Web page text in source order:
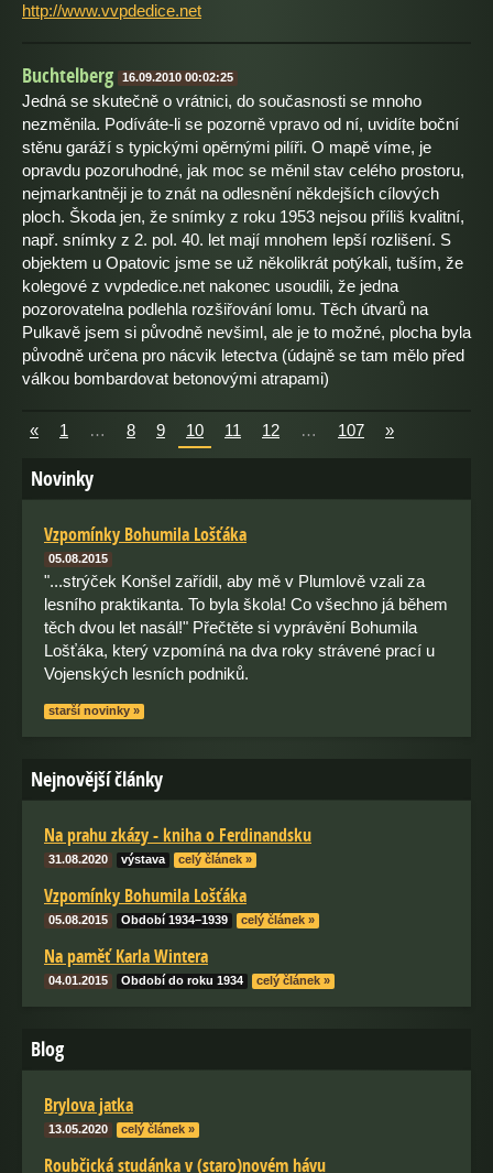
http://www.vvpdedice.net
Buchtelberg 16.09.2010 00:02:25
Jedná se skutečně o vrátnici, do současnosti se mnoho
nezměnila. Podíváte-li se pozorně vpravo od ní, uvidíte boční
stěnu garáží s typickými opěrnými pilíři. O mapě víme, je
opravdu pozoruhodné, jak moc se měnil stav celého prostoru,
nejmarkantněji je to znát na odlesnění někdejších cílových
ploch. Škoda jen, že snímky z roku 1953 nejsou příliš kvalitní,
např. snímky z 2. pol. 40. let mají mnohem lepší rozlišení. S
objektem u Opatovic jsme se už několikrát potýkali, tuším, že
kolegové z vvpdedice.net nakonec usoudili, že jedna
pozorovatelna podlehla rozšiřování lomu. Těch útvarů na
Pulkavě jsem si původně nevšiml, ale je to možné, plocha byla
původně určena pro nácvik letectva (údajně se tam mělo před
válkou bombardovat betonovými atrapami)
« 1 … 8 9 10 11 12 … 107 »
Novinky
Vzpomínky Bohumila Lošťáka
05.08.2015
"...strýček Konšel zařídil, aby mě v Plumlově vzali za
lesního praktikanta. To byla škola! Co všechno já během
těch dvou let nasál!" Přečtěte si vyprávění Bohumila
Lošťáka, který vzpomíná na dva roky strávené prací u
Vojenských lesních podniků.
starší novinky »
Nejnovější články
Na prahu zkázy - kniha o Ferdinandsku
31.08.2020 výstava celý článek »
Vzpomínky Bohumila Lošťáka
05.08.2015 Období 1934–1939 celý článek »
Na paměť Karla Wintera
04.01.2015 Období do roku 1934 celý článek »
Blog
Brylova jatka
13.05.2020 celý článek »
Roubčická studánka v (staro)novém hávu